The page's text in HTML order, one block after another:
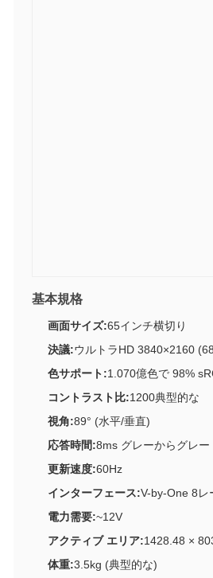
基本規格
画面サイズ:65インチ横切り
決議:ウルトラHD 3840×2160
色サポート:1.070億色で 98%
コントラスト比:1200典型的な
視角:89° (水平/垂直)
応答時間:8ms グレーからグレー
更新速度:60Hz
インターフェース:V-by-One 8レ
電力需要:~12V
アクティブ エリア:1428.48 ×
体重:3.5kg (典型的な)